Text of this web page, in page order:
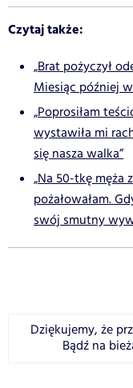
Czytaj także:
„Brat pożyczył
Miesiąc później
„Poprosiłam
wystawiła mi
się nasza walka”
„Na 50-tkę męża
pożałowałam.
swój smutny
Dziękujemy, że
Bądź na